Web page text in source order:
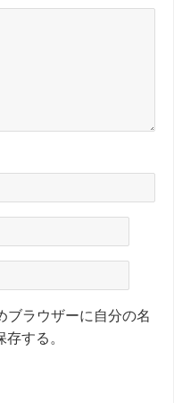
ブラウザーに自分の名
する。